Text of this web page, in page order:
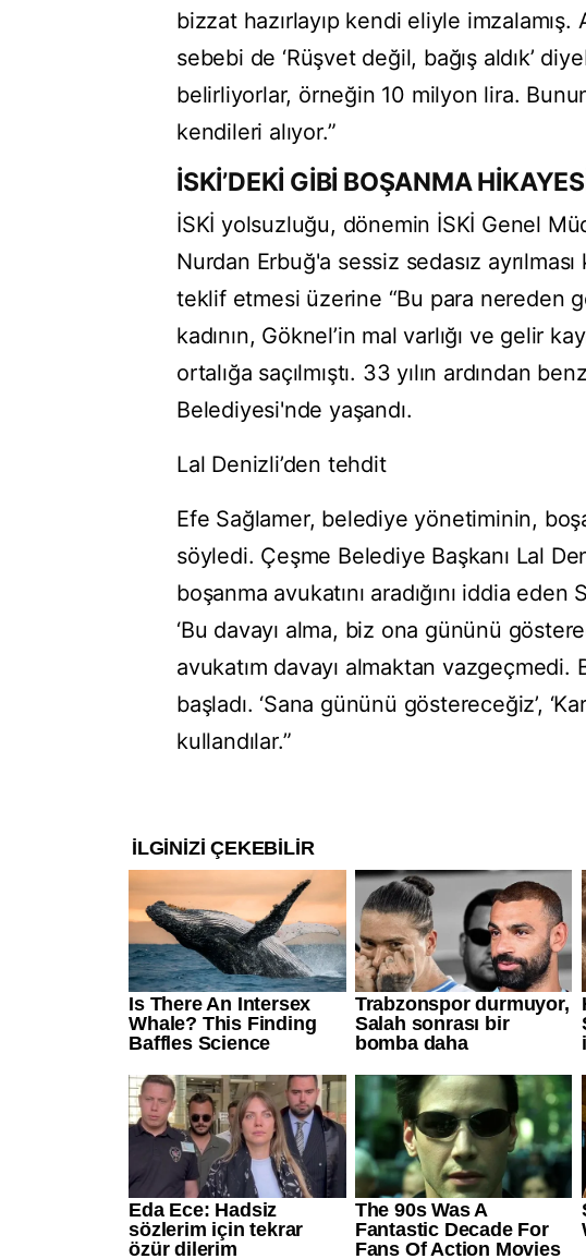
bizzat hazırlayıp kendi eliyle imzalamış.
sebebi de ‘Rüşvet değil, bağış aldık’
belirliyorlar, örneğin 10 milyon lira.
kendileri alıyor.”
İSKİ’DEKİ GİBİ BOŞANMA
İSKİ yolsuzluğu, dönemin İSKİ Genel
Nurdan Erbuğ'a sessiz sedasız
teklif etmesi üzerine “Bu para nereden
kadının, Göknel’in mal varlığı ve gelir
ortalığa saçılmıştı. 33 yılın ardından
Belediyesi'nde yaşandı.
Lal Denizli’den tehdit
Efe Sağlamer, belediye yönetiminin,
söyledi. Çeşme Belediye Başkanı Lal
boşanma avukatını aradığını iddia
‘Bu davayı alma, biz ona gününü
avukatım davayı almaktan
başladı. ‘Sana gününü göstereceğiz’,
kullandılar.”